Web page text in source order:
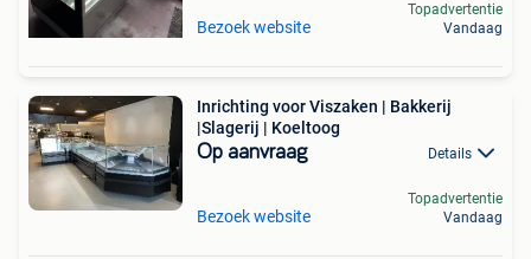
Bezoek website
Topadvertentie
Vandaag
Inrichting voor Viszaken | Bakkerij
|Slagerij | Koeltoog
Op aanvraag Details
Bezoek website
Topadvertentie
Vandaag